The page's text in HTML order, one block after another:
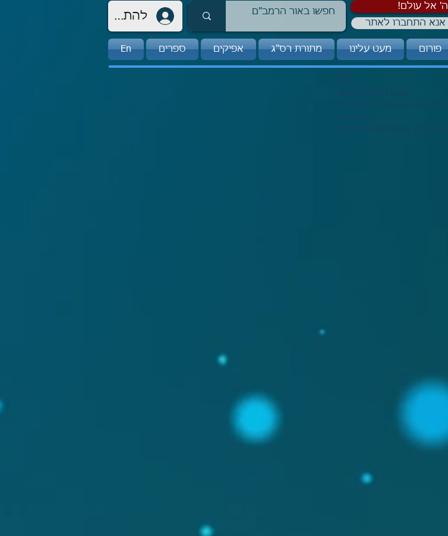
להתחברות
אל עולם
אנא התחברו לאתר
פורום מעט עלינו מתורת רס"ג אפיקים ספרים En